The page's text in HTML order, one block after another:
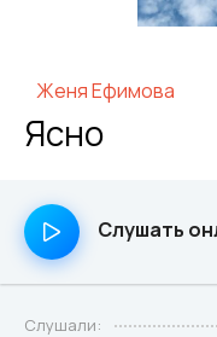
Женя Ефимова
Ясно
Слушать
Слушали: